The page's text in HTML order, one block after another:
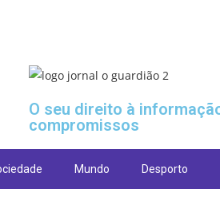
O seu direito à
compromissos
Mundo Desporto